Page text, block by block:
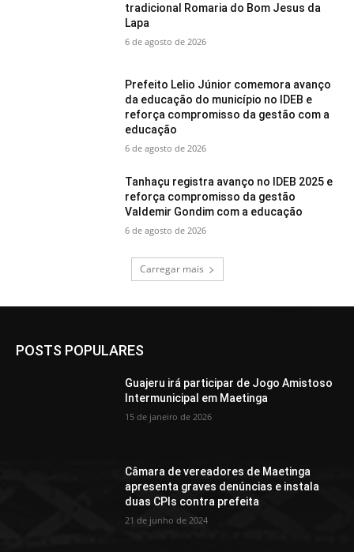
tradicional Romaria do Bom Jesus da
Lapa
6 de agosto de 2026
Prefeito Lelio Júnior comemora avanço
da educação do município no IDEB e
reforça compromisso da gestão com a
educação
6 de agosto de 2026
Tanhaçu registra avanço no IDEB 2025 e
reforça compromisso da gestão
Valdemir Gondim com a educação
6 de agosto de 2026
Carregar mais
POSTS POPULARES
Guajeru irá participar de Jogo Amistoso
Intermunicipal em Maetinga
15 de janeiro de 2026
Câmara de vereadores de Maetinga
apresenta graves denúncias e instala
duas CPIs contra prefeita
21 de junho de 2024